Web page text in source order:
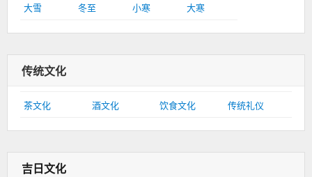
大雪
冬至 小寒 大寒
传统文化
茶文化 酒文化 饮食文化 传统礼仪
吉日文化